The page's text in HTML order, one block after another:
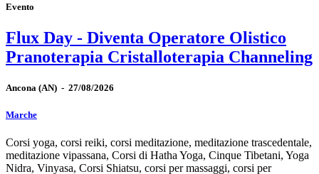
Evento
Flux Day - Diventa Operatore Olistico
Pranoterapia Cristalloterapia Channeling
Ancona (AN) - 27/08/2026
Marche
Corsi yoga, corsi reiki, corsi meditazione, meditazione trascedentale,
meditazione vipassana, Corsi di Hatha Yoga, Cinque Tibetani, Yoga
Nidra, Vinyasa, Corsi Shiatsu, corsi per massaggi, corsi per